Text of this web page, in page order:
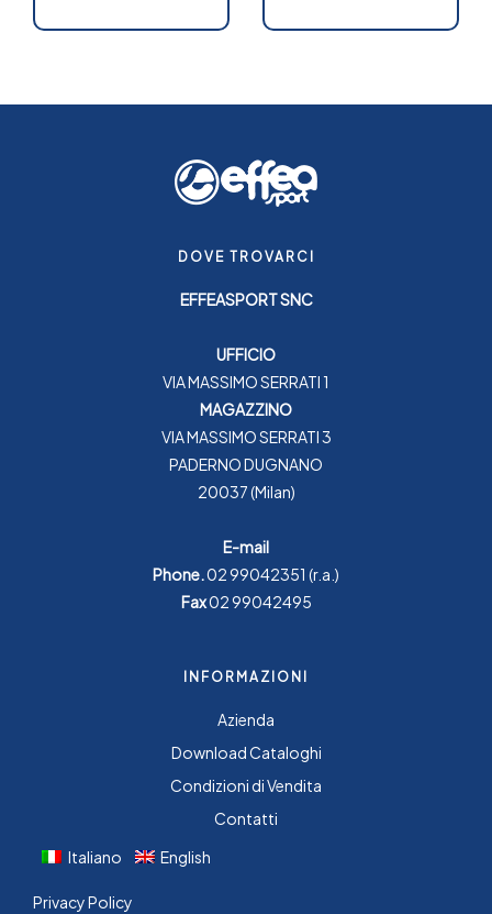
DOVE TROVARCI
EFFEASPORT SNC
UFFICIO
VIA MASSIMO SERRATI 1
MAGAZZINO
VIA MASSIMO SERRATI 3
PADERNO DUGNANO
20037 (Milan)
E-mail
Phone.02 99042351 (r.a.)
Fax02 99042495
INFORMAZIONI
Azienda
Download Cataloghi
Condizioni di Vendita
Contatti
Italiano
English
Privacy Policy